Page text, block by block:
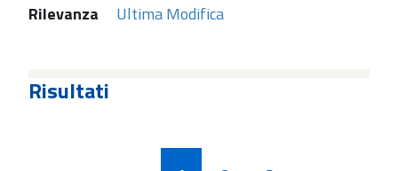
Rilevanza Ultima Modifica
Risultati